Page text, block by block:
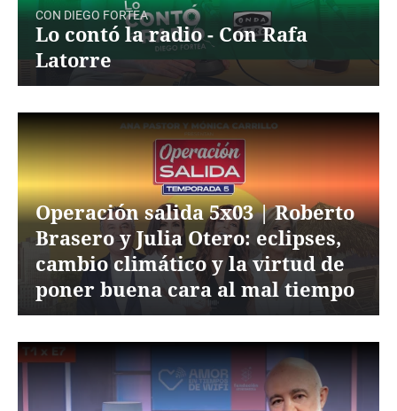
CON DIEGO FORTEA
Lo contó la radio - Con Rafa
Latorre
Operación salida 5x03 | Roberto
Brasero y Julia Otero: eclipses,
cambio climático y la virtud de
poner buena cara al mal tiempo